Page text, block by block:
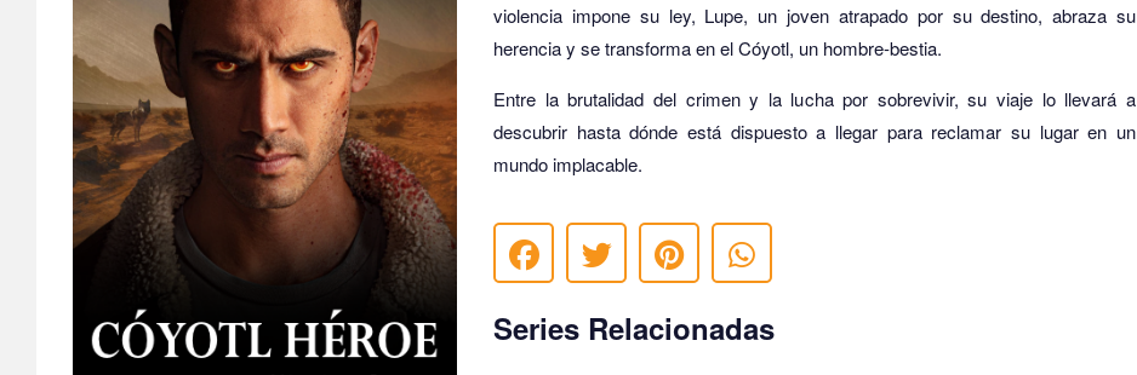
violencia impone su ley, Lupe, un joven atrapado por su destino, abraza su
herencia y se transforma en el Cóyotl, un hombre-bestia.
Entre la brutalidad del crimen y la lucha por sobrevivir, su viaje lo llevará a
descubrir hasta dónde está dispuesto a llegar para reclamar su lugar en un
mundo implacable.
Series Relacionadas